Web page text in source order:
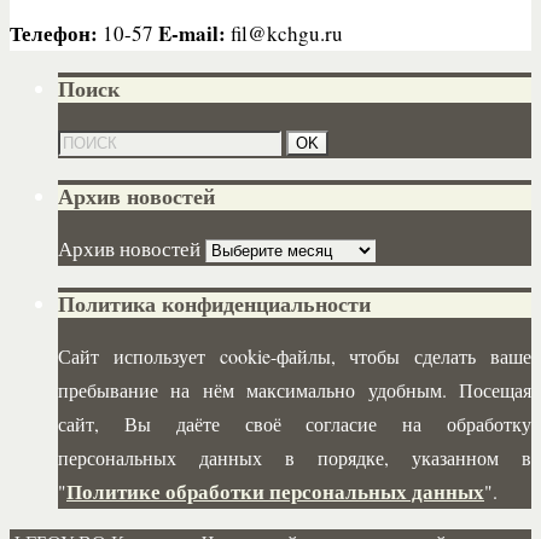
Телефон: 10-57 E-mail: fil@kchgu.ru
Поиск
Архив новостей
Архив новостей
Политика конфиденциальности
Сайт использует cookie-файлы, чтобы сделать ваше
пребывание на нём максимально удобным. Посещая
сайт, Вы даёте своё согласие на обработку
персональных данных в порядке, указанном в
"Политике обработки персональных данных".